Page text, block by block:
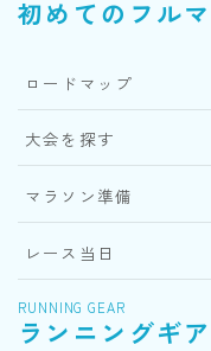
初めてのフル
ロードマップ
大会を探す
マラソン準備
レース当日
RUNNING GEAR
ランニングギ